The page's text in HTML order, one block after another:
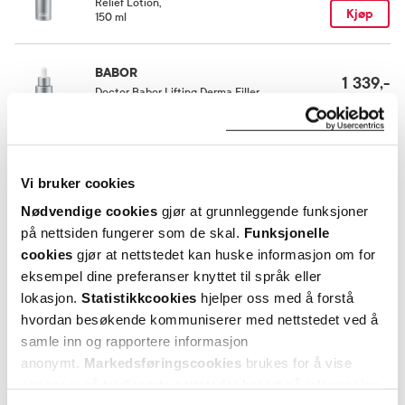
Vi bruker cookies
Nødvendige cookies gjør at grunnleggende funksjoner
på nettsiden fungerer som de skal. Funksjonelle
cookies gjør at nettstedet kan huske informasjon om for
eksempel dine preferanser knyttet til språk eller
lokasjon. Statistikkcookies hjelper oss med å forstå
hvordan besøkende kommuniserer med nettstedet ved å
samle inn og rapportere informasjon
anonymt. Markedsføringscookies brukes for å vise
Rom (15-25 grader)
150 ml
Kjøp
BABOR
Doctor Babor Lifting Derma Filler
1 339,-
Kjøp
Utforske BABOR Doctor Babor
ANDRE SER OGSÅ PÅ